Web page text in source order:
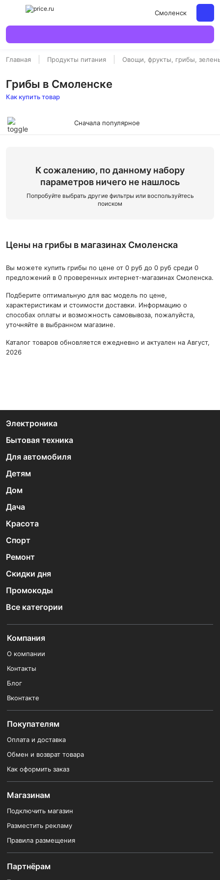
Смоленск
Главная Продукты питания Овощи, фрукты, грибы,
Грибы в Смоленске
Как купить товар
Сначала популярное
К сожалению, по данному набору
параметров ничего не нашлось
Попробуйте выбрать другие фильтры или воспользуйтесь
поиском
Цены на грибы в магазинах Смоленска
Вы можете купить грибы по цене от 0 руб до 0 руб среди 0
предложений в 0 проверенных интернет-магазинах Смоленска.
Подберите оптимальную для вас модель по цене,
характеристикам и стоимости доставки. Информацию о
способах оплаты и возможность самовывоза, пожалуйста,
уточняйте в выбранном магазине.
Каталог товаров обновляется ежедневно и актуален на Август,
2026
Электроника
Бытовая техника
Для автомобиля
Детям
Дом
Дача
Красота
Спорт
Ремонт
Скидки дня
Промокоды
Все категории
Компания
О компании
Контакты
Блог
Вконтакте
Покупателям
Оплата и доставка
Обмен и возврат товара
Как оформить заказ
Магазинам
Подключить магазин
Разместить рекламу
Правила размещения
Партнёрам